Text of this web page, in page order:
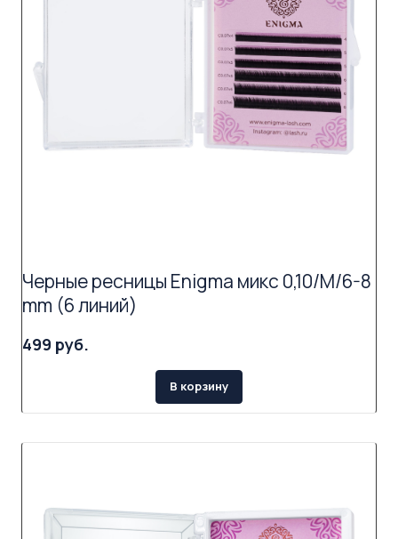
Черные ресницы Enigma микс 0,10/M/6-8
mm (6 линий)
499 руб.
В корзину